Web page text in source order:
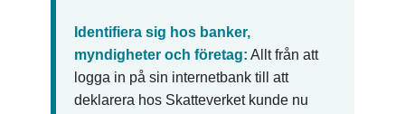
Identifiera sig hos banker,
myndigheter och företag: Allt från att
logga in på sin internetbank till att
deklarera hos Skatteverket kunde nu